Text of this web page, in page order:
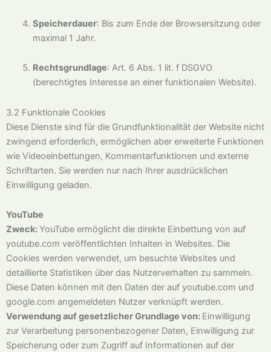
Speicherdauer: Bis zum Ende der Browsersitzung oder
maximal 1 Jahr.
Rechtsgrundlage: Art. 6 Abs. 1 lit. f DSGVO
(berechtigtes Interesse an einer funktionalen Website).
3.2 Funktionale Cookies
Diese Dienste sind für die Grundfunktionalität der Website nicht
zwingend erforderlich, ermöglichen aber erweiterte Funktionen
wie Videoeinbettungen, Kommentarfunktionen und externe
Schriftarten. Sie werden nur nach Ihrer ausdrücklichen
Einwilligung geladen.
YouTube
Zweck:YouTube ermöglicht die direkte Einbettung von auf
youtube.com veröffentlichten Inhalten in Websites. Die
Cookies werden verwendet, um besuchte Websites und
detaillierte Statistiken über das Nutzerverhalten zu sammeln.
Diese Daten können mit den Daten der auf youtube.com und
google.com angemeldeten Nutzer verknüpft werden.
Verwendung auf gesetzlicher Grundlage von: Einwilligung
zur Verarbeitung personenbezogener Daten, Einwilligung zur
Speicherung oder zum Zugriff auf Informationen auf der